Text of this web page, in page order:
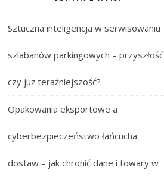
Sztuczna inteligencja w serwisowaniu
szlabanów parkingowych – przyszłość
czy już teraźniejszość?
Opakowania eksportowe a
cyberbezpieczeństwo łańcucha
dostaw – jak chronić dane i towary w